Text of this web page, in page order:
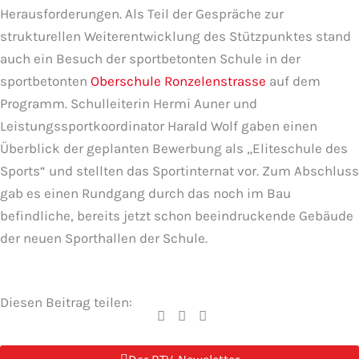
Herausforderungen. Als Teil der Gespräche zur
strukturellen Weiterentwicklung des Stützpunktes stand
auch ein Besuch der sportbetonten Schule in der
sportbetonten Oberschule Ronzelenstrasse auf dem
Programm. Schulleiterin Hermi Auner und
Leistungssportkoordinator Harald Wolf gaben einen
Überblick der geplanten Bewerbung als „Eliteschule des
Sports“ und stellten das Sportinternat vor. Zum Abschluss
gab es einen Rundgang durch das noch im Bau
befindliche, bereits jetzt schon beeindruckende Gebäude
der neuen Sporthallen der Schule.
Diesen Beitrag teilen: